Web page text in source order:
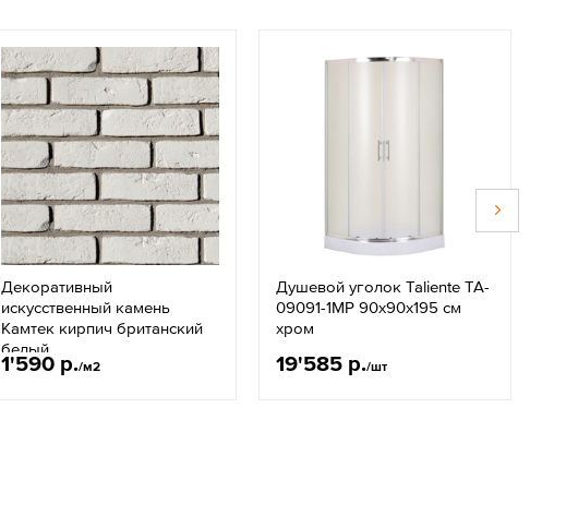
Декоративный
искусственный камень
Камтек кирпич британский
белый
1'590 р./м2
Душевой уголок Taliente TA-
09091-1MP 90х90х195 см
хром
19'585 р./шт